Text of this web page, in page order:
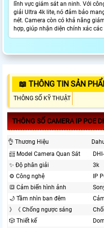
lĩnh vực giám sát an ninh. Với
giải Ultra 4k lite, nó đảm bảo
nét. Camera còn có khả năng
hợp, giúp nhận diện chính xác
📖 THÔNG TIN SẢN
THÔNG SỐ KỸ THUẬT
THÔNG SỐ CAMERA IP POE
👌 Thương Hiệu
📨 Model Camera Quan Sát
✨ Độ phân giải
3k
⚙ Công nghệ
IP
🔳 Cảm biến hình ảnh
🌙 Tầm nhìn ban đêm
》《 Chống ngược sáng
🎲 Thiết kế